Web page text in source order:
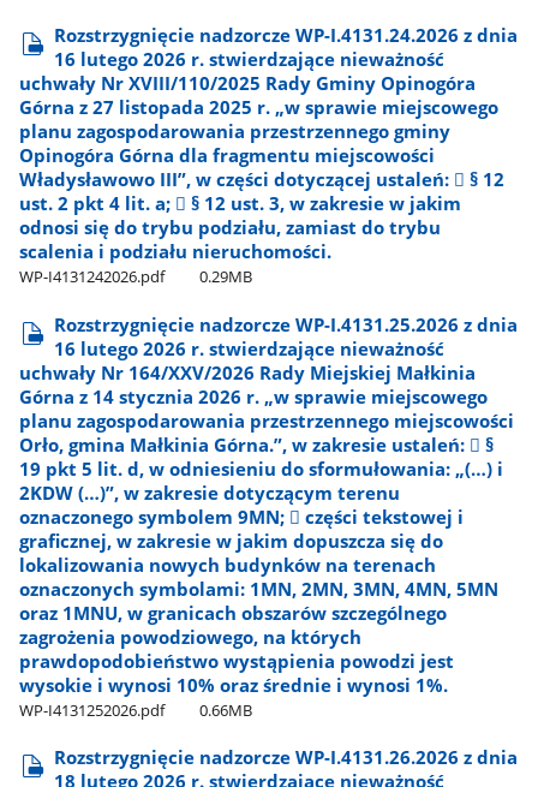
Rozstrzygnięcie nadzorcze WP-I.4131.24.2026 z dnia
16 lutego 2026 r. stwierdzające nieważność
uchwały Nr XVIII/110/2025 Rady Gminy Opinogóra
Górna z 27 listopada 2025 r. „w sprawie miejscowego
planu zagospodarowania przestrzennego gminy
Opinogóra Górna dla fragmentu miejscowości
Władysławowo III”, w części dotyczącej ustaleń:  § 12
ust. 2 pkt 4 lit. a;  § 12 ust. 3, w zakresie w jakim
odnosi się do trybu podziału, zamiast do trybu
scalenia i podziału nieruchomości.
WP-I4131242026.pdf 0.29MB
Rozstrzygnięcie nadzorcze WP-I.4131.25.2026 z dnia
16 lutego 2026 r. stwierdzające nieważność
uchwały Nr 164/XXV/2026 Rady Miejskiej Małkinia
Górna z 14 stycznia 2026 r. „w sprawie miejscowego
planu zagospodarowania przestrzennego miejscowości
Orło, gmina Małkinia Górna.”, w zakresie ustaleń:  §
19 pkt 5 lit. d, w odniesieniu do sformułowania: „(…) i
2KDW (…)”, w zakresie dotyczącym terenu
oznaczonego symbolem 9MN;  części tekstowej i
graficznej, w zakresie w jakim dopuszcza się do
lokalizowania nowych budynków na terenach
oznaczonych symbolami: 1MN, 2MN, 3MN, 4MN, 5MN
oraz 1MNU, w granicach obszarów szczególnego
zagrożenia powodziowego, na których
prawdopodobieństwo wystąpienia powodzi jest
wysokie i wynosi 10% oraz średnie i wynosi 1%.
WP-I4131252026.pdf 0.66MB
Rozstrzygnięcie nadzorcze WP-I.4131.26.2026 z dnia
18 lutego 2026 r. stwierdzające nieważność